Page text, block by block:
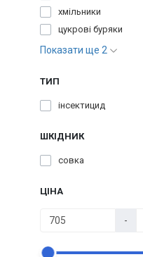
хмільники
цукрові буряки
Показати ще 2
ТИП
інсектицид
ШКІДНИК
совка
ЦІНА
-